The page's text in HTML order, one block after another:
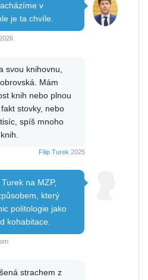
v
je ta chvíle.
svou knihovnu,
Mám
knih nebo plnou
stovky, nebo
spíš mnoho
Filip Turek 2025
na MZP,
který
politologie jako
kohabitace.
strachem z